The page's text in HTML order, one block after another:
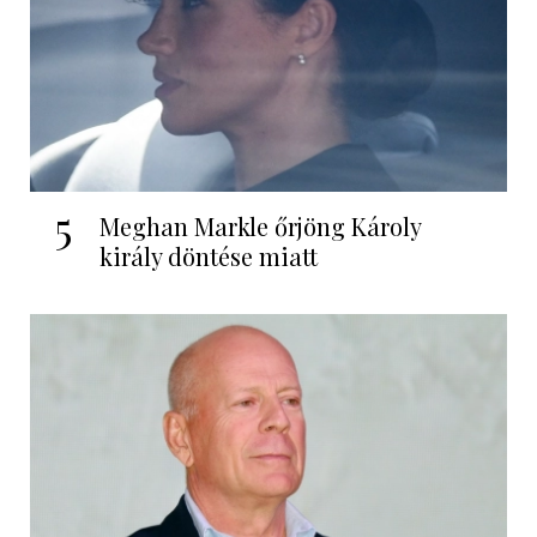
5
Meghan Markle őrjöng Károly
király döntése miatt